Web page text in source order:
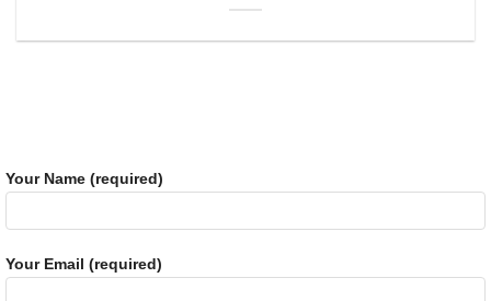
Your Name (required)
Your Email (required)